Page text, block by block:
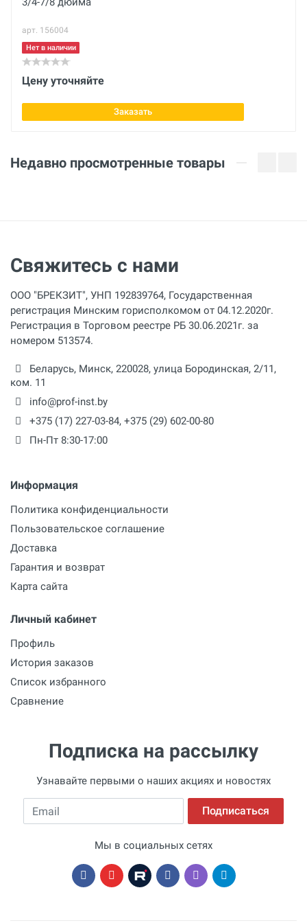
кг
Напряжение
220 В
Мощность
Комплектация
Толщина трубы
арт. 156004
Нет в наличии
Цену уточняйте
Заказать
Недавно просмотренные товары
Свяжитесь с нами
ООО "БРЕКЗИТ", УНП 192839764, Государственная
регистрация Минским горисполкомом от 04.12.2020г.
Регистрация в Торговом реестре РБ 30.06.2021г. за
номером 513574.
Беларусь, Минск, 220028, улица Бородинская, 2/11,
ком. 11
info@prof-inst.by
+375 (17) 227-03-84, +375 (29) 602-00-80
Пн-Пт 8:30-17:00
Информация
Политика конфиденциальности
Пользовательское соглашение
Доставка
Гарантия и возврат
Карта сайта
Личный кабинет
Профиль
История заказов
Список избранного
Сравнение
Подписка на рассылку
Узнавайте первыми о наших акциях и новостях
Email Подписаться
Мы в социальных сетях